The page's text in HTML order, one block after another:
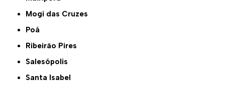
Mogi das Cruzes
Poá
Ribeirão Pires
Salesópolis
Santa Isabel